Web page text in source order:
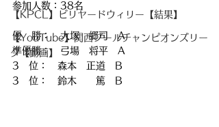
【KPCL】ビリヤードウィリー【結果】
【YouTube】関西プールチャンピオンズリー
グ【動画】
参加人数：38名
優　勝：　大塚　郷司　A
準優勝：　弓場　将平　A
3　位：　森本　正道　B
3　位：　鈴木　　篤　B